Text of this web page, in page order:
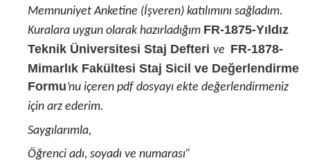
Memnuniyet Anketine (İşveren) katılımını sağladım.
Kuralara uygun olarak hazırladığım FR-1875-Yıldız
Teknik Üniversitesi Staj Defteri ve FR-1878-
Mimarlık Fakültesi Staj Sicil ve Değerlendirme
Formu’nu içeren pdf dosyayı ekte değerlendirmeniz
için arz ederim.
Saygılarımla,
Öğrenci adı, soyadı ve numarası”